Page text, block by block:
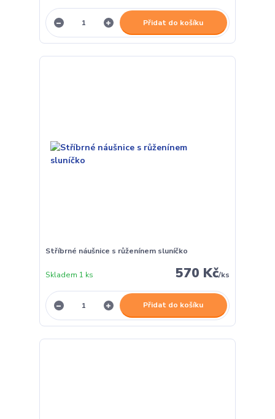
Přidat do košíku
Stříbrné náušnice s růženínem sluníčko
570 Kč/ks
Skladem 1 ks
Přidat do košíku